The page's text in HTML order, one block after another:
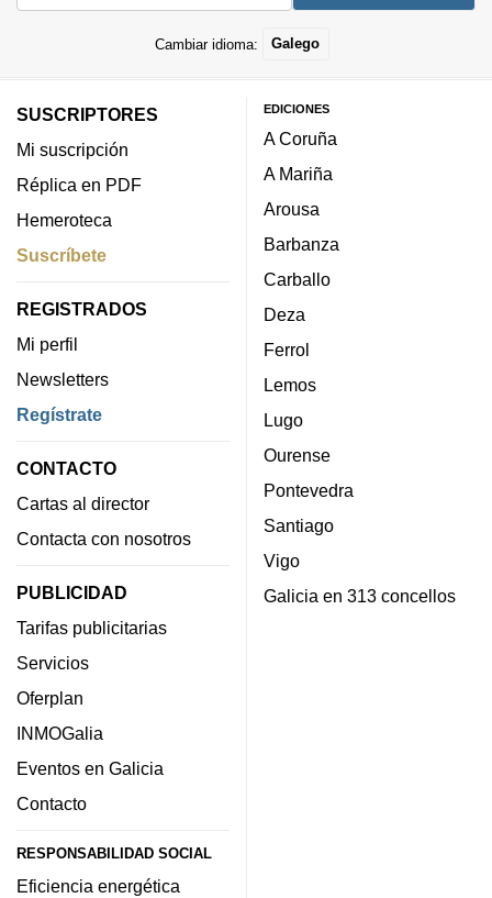
Cambiar idioma: Galego
SUSCRIPTORES
Mi suscripción
Réplica en PDF
Hemeroteca
Suscríbete
REGISTRADOS
Mi perfil
Newsletters
Regístrate
CONTACTO
Cartas al director
Contacta con nosotros
PUBLICIDAD
Tarifas publicitarias
Servicios
Oferplan
INMOGalia
Eventos en Galicia
Contacto
RESPONSABILIDAD SOCIAL
Eficiencia energética
EDICIONES
A Coruña
A Mariña
Arousa
Barbanza
Carballo
Deza
Ferrol
Lemos
Lugo
Ourense
Pontevedra
Santiago
Vigo
Galicia en 313 concellos